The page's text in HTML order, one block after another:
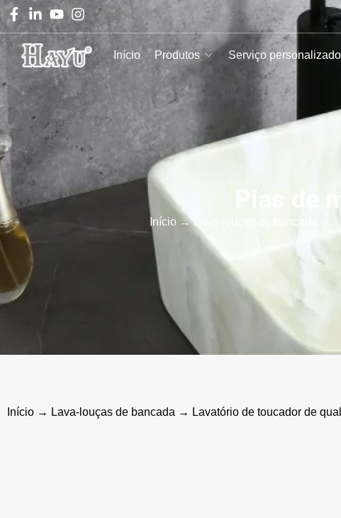
Início Produtos Serviço personalizado
Pias de
Início→Lava-louças de bancada →
Início → Lava-louças de bancada → Lavatório de toucador de